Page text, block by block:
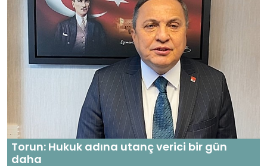
Torun: Hukuk adına utanç verici bir gün
daha